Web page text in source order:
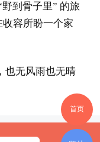
山水的诚挚邀
到骨子里” 的旅
容所盼一个家
也无风雨也无晴
首页